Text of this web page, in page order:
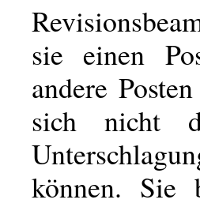
sie einen
andere
sich nicht
können. Sie